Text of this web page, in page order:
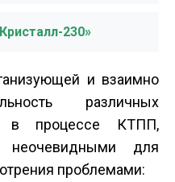
230»
и взаимно
различных
в процессе КТПП,
неочевидными для
проблемами: